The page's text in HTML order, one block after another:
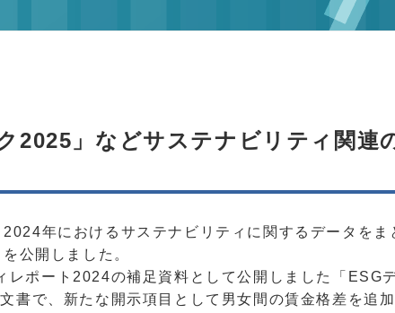
2025」などサステナビリティ関連
年におけるサステナビリティに関するデータをま
公開しました。
レポート2024の補足資料として公開しました「ESG
書で、新たな開示項目として男女間の賃金格差を追